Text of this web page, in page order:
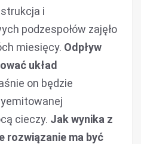
i
podzespołów zajęło
miesięcy. Odpływ
układ
on będzie
cieczy. Jak wynika z
rozwiązanie ma być